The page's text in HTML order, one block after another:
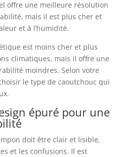
offre une meilleure résolution
mais il est plus cher et
et à l’humidité.
est moins cher et plus
climatiques, mais il offre une
moindres. Selon votre
le type de caoutchouc qui
épuré pour une
doit être clair et lisible,
et les confusions. Il est